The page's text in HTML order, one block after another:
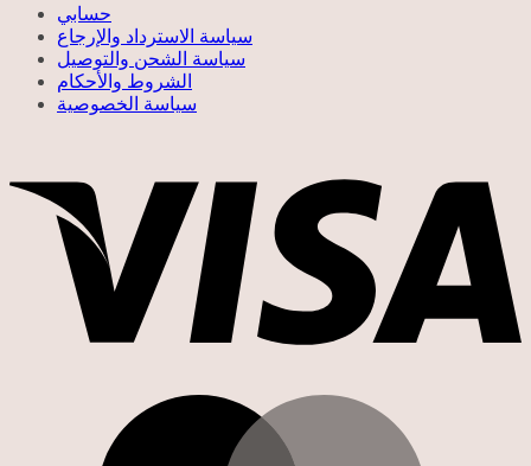
حسابي
سياسة الاسترداد والإرجاع
سياسة الشحن والتوصيل
الشروط والأحكام
سياسة الخصوصية